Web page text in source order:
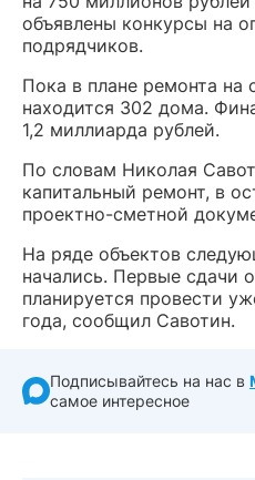
объявлены конкурсы на
подрядчиков.
Пока в плане ремонта на
находится 302 дома.
1,2 миллиарда рублей.
По словам Николая
капитальный ремонт, в
проектно-сметной
На ряде объектов
начались. Первые сдачи
планируется провести
года, сообщил Савотин.
Подписывайтесь на нас в
самое интересное